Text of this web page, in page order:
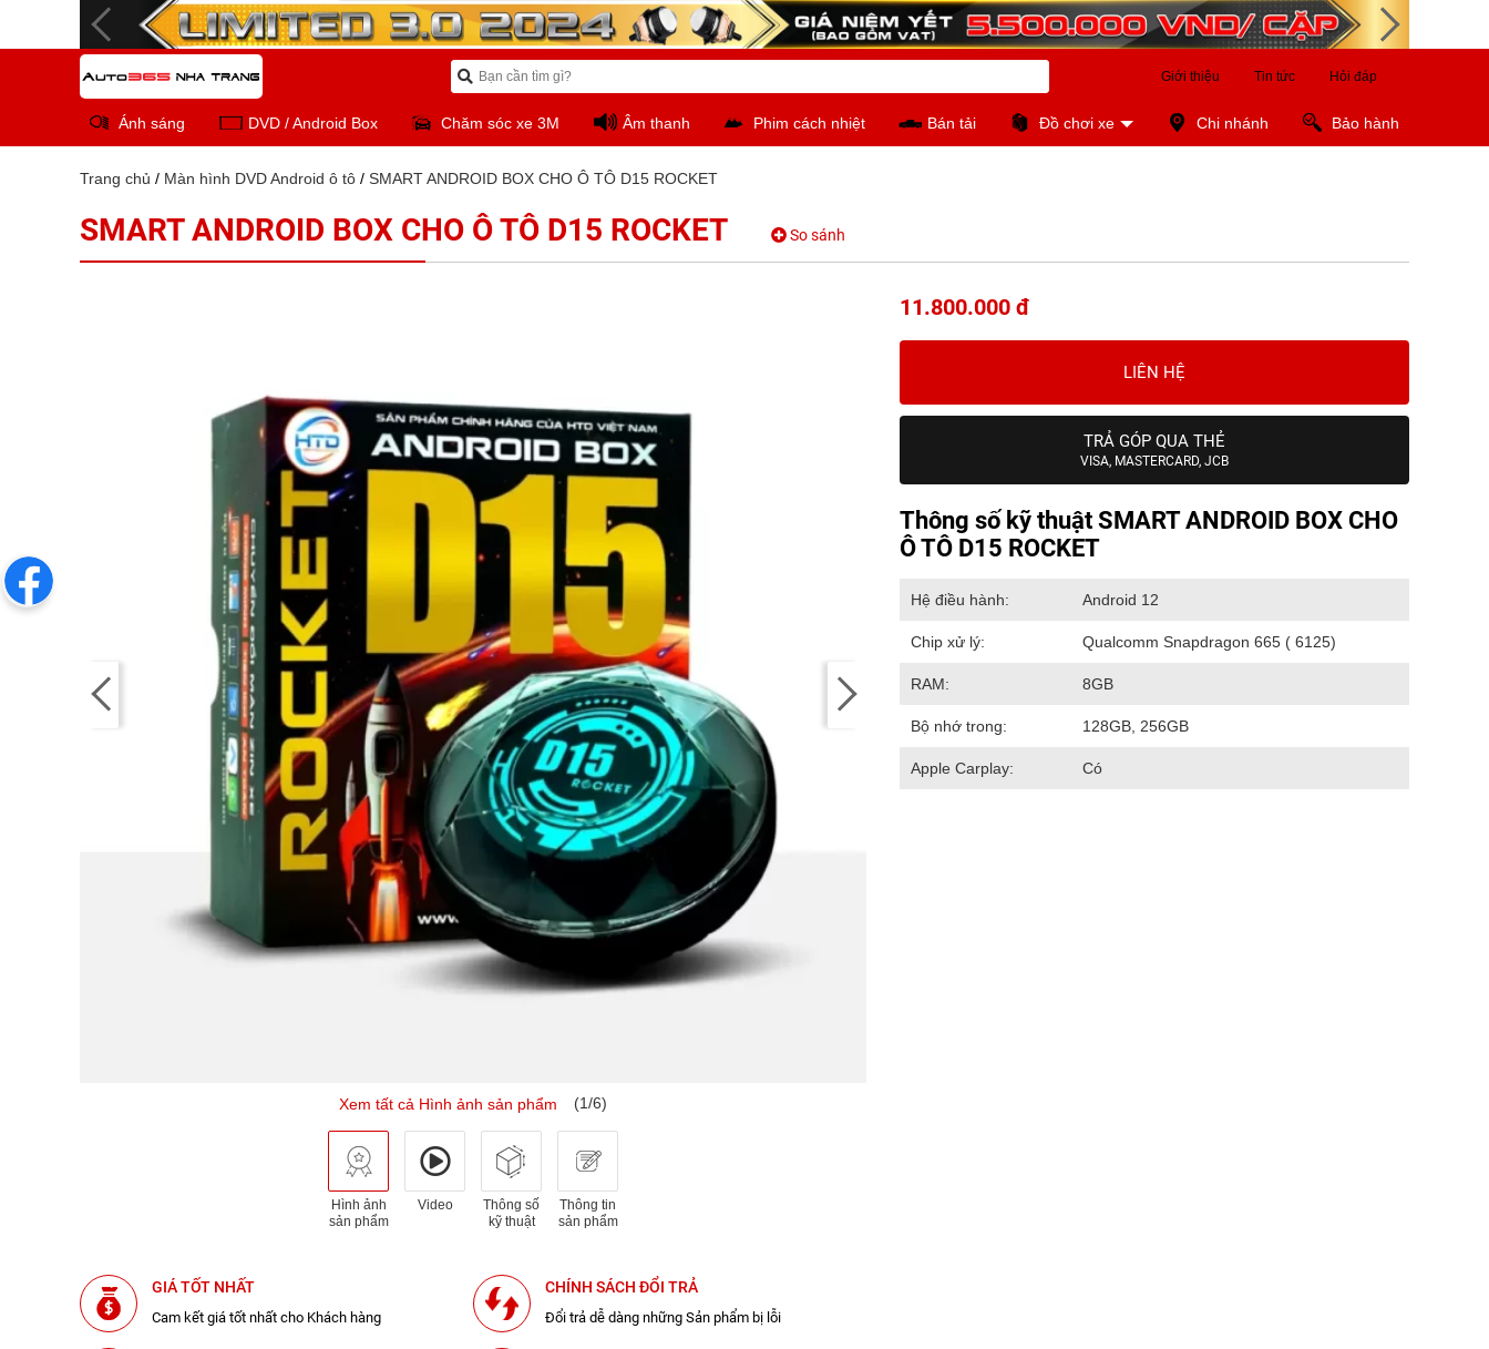
Giới thiệu Tin tức Hỏi đáp
Ánh sáng DVD / Android Box Chăm sóc xe 3M Âm thanh Phim cách nhiệt Bán tải Đồ chơi xe Chi nhánh Bảo hành
Trang chủ / Màn hình DVD Android ô tô / SMART ANDROID BOX CHO Ô TÔ D15 ROCKET
SMART ANDROID BOX CHO Ô TÔ D15 ROCKET So sánh
Xem tất cả Hình ảnh sản phẩm (1/6)
Hình ảnh
sản phẩm
Video
Thông số
kỹ thuật
Thông tin
sản phẩm
GIÁ TỐT NHẤT
Cam kết giá tốt nhất cho Khách hàng
CHÍNH SÁCH ĐỔI TRẢ
Đổi trả dễ dàng những Sản phẩm bị lỗi
11.800.000 đ
LIÊN HỆ
TRẢ GÓP QUA THẺ
VISA, MASTERCARD, JCB
Thông số kỹ thuật SMART ANDROID BOX CHO
Ô TÔ D15 ROCKET
Hệ điều hành: Android 12
Chip xử lý: Qualcomm Snapdragon 665 ( 6125)
RAM: 8GB
Bộ nhớ trong: 128GB, 256GB
Apple Carplay: Có